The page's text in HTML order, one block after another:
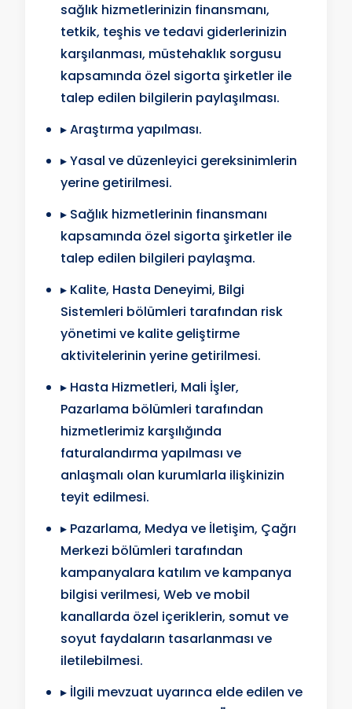
sağlık hizmetlerinizin finansmanı,
tetkik, teşhis ve tedavi giderlerinizin
karşılanması, müstehaklık sorgusu
kapsamında özel sigorta şirketler ile
talep edilen bilgilerin paylaşılması.
▸ Araştırma yapılması.
▸ Yasal ve düzenleyici gereksinimlerin
yerine getirilmesi.
▸ Sağlık hizmetlerinin finansmanı
kapsamında özel sigorta şirketler ile
talep edilen bilgileri paylaşma.
▸ Kalite, Hasta Deneyimi, Bilgi
Sistemleri bölümleri tarafından risk
yönetimi ve kalite geliştirme
aktivitelerinin yerine getirilmesi.
▸ Hasta Hizmetleri, Mali İşler,
Pazarlama bölümleri tarafından
hizmetlerimiz karşılığında
faturalandırma yapılması ve
anlaşmalı olan kurumlarla ilişkinizin
teyit edilmesi.
▸ Pazarlama, Medya ve İletişim, Çağrı
Merkezi bölümleri tarafından
kampanyalara katılım ve kampanya
bilgisi verilmesi, Web ve mobil
kanallarda özel içeriklerin, somut ve
soyut faydaların tasarlanması ve
iletilebilmesi.
▸ İlgili mevzuat uyarınca elde edilen ve